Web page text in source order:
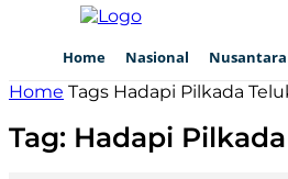
Home Nasional Nusantara
Home Tags Hadapi Pilkada
Tag: Hadapi